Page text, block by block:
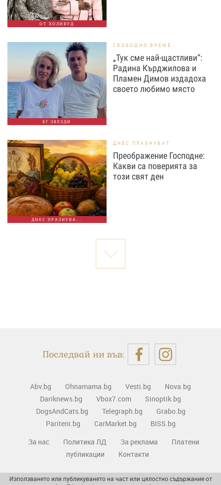
ОТ ХОЛИВУД
БГ ЗВЕЗДИ
СВОБОДНО ВРЕМЕ
„Тук сме най-щастливи“:
Радина Кърджилова и
Пламен Димов издадоха
своето любимо място
ДНЕС ПРАЗНУВА...
ДНЕС ПРАЗНУВАТ
Преображение Господне:
Какви са поверията за
този свят ден
Последвай ни във:
Abv.bg Ohnamama.bg Vesti.bg
Nova.bg
Dariknews.bg
Vbox7.com
Sinoptik.bg
DogsAndCats.bg
Telegraph.bg
Grabo.bg
Pariteni.bg
CarMarket.bg
BISS.bg
За нас
Политика ЛД За реклама
Платени
публикации
Контакти
Използването или публикуването на част или цялостно съдържание от